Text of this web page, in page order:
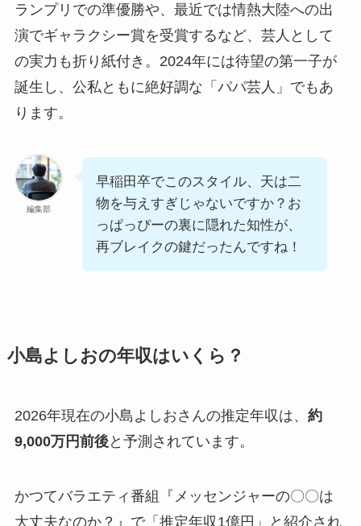
ランプリでの準優勝や、最近では情熱大陸への出
演でギャラクシー賞を受賞するなど、芸人として
の実力も折り紙付き。2024年には待望の第一子が
誕生し、公私ともに絶好調な「パパ芸人」でもあ
ります。
編集部
早稲田卒でこのスタイル、天は二
物を与えすぎじゃないですか？お
っぱっぴーの裏に隠れた知性が、
再ブレイクの鍵だったんですね！
小島よしおの年収はいくら？
2026年現在の小島よしおさんの推定年収は、 約
9,000万円前後と予測されています。
かつてバラエティ番組『メッセンジャーの〇〇は
大丈夫なのか？』で「推定年収1億円」と紹介され